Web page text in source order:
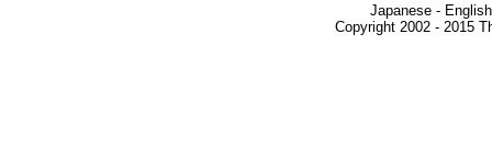
Japanese -
Copyright 2002 - 2015